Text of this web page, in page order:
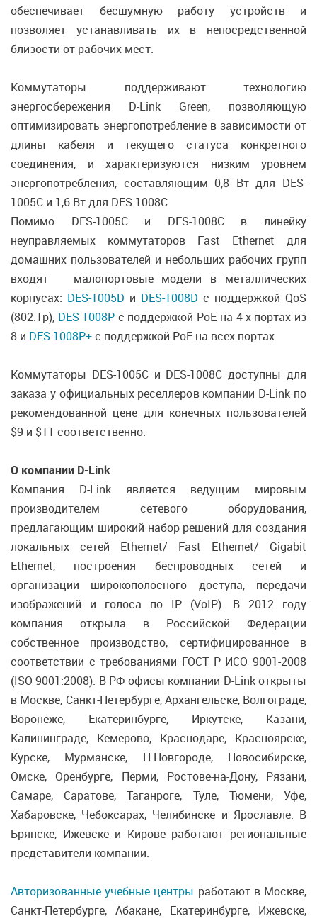
обеспечивает бесшумную работу устройств и
позволяет устанавливать их в непосредственной
близости от рабочих мест.
Коммутаторы поддерживают технологию
энергосбережения D-Link Green, позволяющую
оптимизировать энергопотребление в зависимости от
длины кабеля и текущего статуса конкретного
соединения, и характеризуются низким уровнем
энергопотребления, составляющим 0,8 Вт для DES-
1005C и 1,6 Вт для DES-1008C.
Помимо DES-1005C и DES-1008C в линейку
неуправляемых коммутаторов Fast Ethernet для
домашних пользователей и небольших рабочих групп
входят малопортовые модели в металлических
корпусах: DES-1005D и DES-1008D с поддержкой QoS
(802.1p), DES-1008Pc поддержкой PoE на 4-х портах из
8 и DES-1008P+c поддержкой PoE на всех портах.
Коммутаторы DES-1005C и DES-1008C доступны для
заказа у официальных реселлеров компании D-Link по
рекомендованной цене для конечных пользователей
$9 и $11 соответственно.
О компании D-Link
Компания D-Link является ведущим мировым
производителем сетевого оборудования,
предлагающим широкий набор решений для создания
локальных сетей Ethernet/ Fast Ethernet/ Gigabit
Ethernet, построения беспроводных сетей и
организации широкополосного доступа, передачи
изображений и голоса по IP (VoIP). В 2012 году
компания открыла в Российской Федерации
собственное производство, сертифицированное в
соответствии с требованиями ГОСТ Р ИСО 9001-2008
(ISO 9001:2008). В РФ офисы компании D-Link открыты
в Москве, Санкт-Петербурге, Архангельске, Волгограде,
Воронеже, Екатеринбурге, Иркутске, Казани,
Калининграде, Кемерово, Краснодаре, Красноярске,
Курске, Мурманске, Н.Новгороде, Новосибирске,
Омске, Оренбурге, Перми, Ростове-на-Дону, Рязани,
Самаре, Саратове, Таганроге, Туле, Тюмени, Уфе,
Хабаровске, Чебоксарах, Челябинске и Ярославле. В
Брянске, Ижевске и Кирове работают региональные
представители компании.
Авторизованные учебные центры работают в Москве,
Санкт-Петербурге, Абакане, Екатеринбурге, Ижевске,